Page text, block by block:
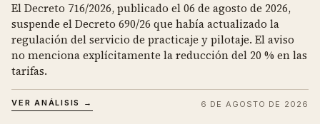
El Decreto 716/2026, publicado el 06 de agosto de 2026,
suspende el Decreto 690/26 que había actualizado la
regulación del servicio de practicaje y pilotaje. El aviso
no menciona explícitamente la reducción del 20 % en las
tarifas.
VER ANÁLISIS → 6 DE AGOSTO DE 2026